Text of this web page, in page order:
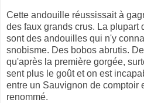
Cette andouille réussissait à
des faux grands crus. La plupart
sont des andouilles qui n'y
snobisme. Des bobos abrutis.
qu'après la première gorgée,
sent plus le goût et on est
entre un Sauvignon de comptoir
renommé.